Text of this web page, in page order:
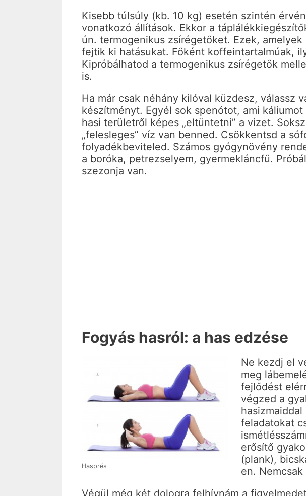
Kisebb túlsúly (kb. 10 kg) esetén szintén
vonatkozó állítások. Ekkor a
ún. termogenikus zsírégetőket. Ezek,
fejtik ki hatásukat. Főként koffeintartalmúak,
Kipróbálhatod a termogenikus zsírégetők
is.
Ha már csak néhány kilóval küzdesz, válassz
készítményt. Egyél sok spenótot, ami
hasi területről képes „eltüntetni” a vizet.
„felesleges” víz van benned. Csökkentsd a
folyadékbeviteled. Számos gyógynövény
a boróka, petrezselyem, gyermekláncfű.
szezonja van.
Fogyás hasról: a has edzése
Hasprés
Ne kezdj el
meg
fejlődést
végzed a
feladatokat
erősítő
(plank),
en.
Végül még két dologra felhívnám a